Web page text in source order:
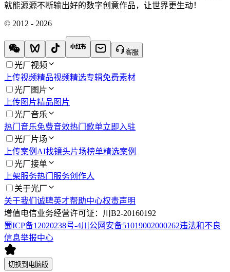
就能源源不断输出好的数字创意作品，让世界更生动！
© 2012 - 2026
客服
光厂视频
上传视频精品视频精选专辑免费素材
光厂图片
上传图片精品图片
光厂音乐
热门音乐免费音效热门歌单立即入驻
光厂片场
上传案例 AI找镜头片场榜单精选案例
光厂接单
上架服务热门服务创作人
关于光厂
关于我们 诚聘英才帮助中心权责声明
增值电信业务经营许可证：川B2-20160192
蜀ICP备12020238号-4川公网安备51019002000262违法和不良
信息举报中心
切换到电脑版